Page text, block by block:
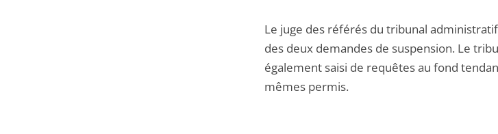
Le juge des référés du tribunal
des deux demandes de suspension. Le
également saisi de requêtes au fond
mêmes permis.